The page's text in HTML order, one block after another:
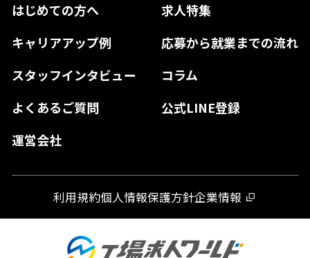
はじめての方へ
求人特集
キャリアアップ例
応募から就業までの流れ
スタッフインタビュー
コラム
よくあるご質問
公式LINE登録
運営会社
奈良県
和歌山県
島根県
山口県
徳島県
熊本県
宮崎県
鹿児島県
利用規約個人情報保護方針企業情報